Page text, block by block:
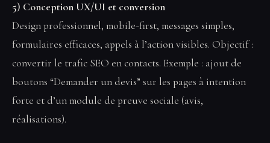
5) Conception UX/UI et conversion
Design professionnel, mobile-first, messages simples,
formulaires efficaces, appels à l’action visibles. Objectif :
convertir le trafic SEO en contacts. Exemple : ajout de
boutons “Demander un devis” sur les pages à intention
forte et d’un module de preuve sociale (avis,
réalisations).